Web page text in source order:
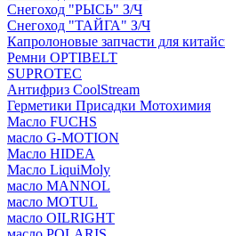
Снегоход "РЫСЬ" З/Ч
Снегоход "ТАЙГА" З/Ч
Капролоновые запчасти для
Ремни OPTIBELT
SUPROTEC
Антифриз CoolStream
Герметики Присадки Мотохимия
Масло FUCHS
масло G-MOTION
Масло HIDEA
Масло LiquiMoly
масло MANNOL
масло MOTUL
масло OILRIGHT